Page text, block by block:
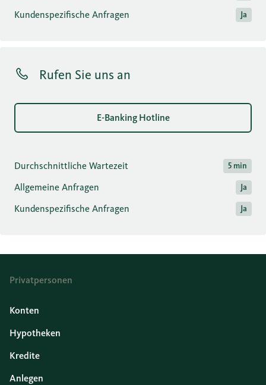
Kundenspezifische Anfragen Ja
Rufen Sie uns an
E-Banking Hotline
Durchschnittliche Wartezeit 5 min
Allgemeine Anfragen Ja
Kundenspezifische Anfragen Ja
Privatpersonen
Konten
Hypotheken
Kredite
Anlegen